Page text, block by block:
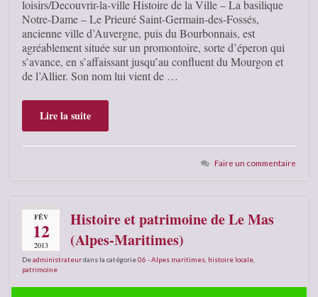
loisirs/Decouvrir-la-ville Histoire de la Ville – La basilique
Notre-Dame – Le Prieuré Saint-Germain-des-Fossés,
ancienne ville d’Auvergne, puis du Bourbonnais, est
agréablement située sur un promontoire, sorte d’éperon qui
s’avance, en s’affaissant jusqu’au confluent du Mourgon et
de l’Allier. Son nom lui vient de …
Lire la suite
Faire un commentaire
FÉV
12
2013
Histoire et patrimoine de Le Mas
(Alpes-Maritimes)
Deadministrateurdans la catégorie06 - Alpes maritimes histoire locale
patrimoine